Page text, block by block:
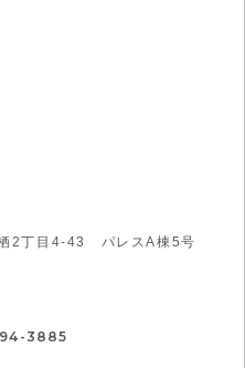
2丁目4-43 パレスA棟5号
3885